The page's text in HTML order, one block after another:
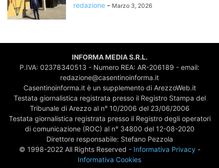
redazione - Marzo 3, 2026
INFORMA MEDIA S.R.L.
P.IVA: 02378340513 - Numero REA: AR-206189 - email:
redazione@casentinoinforma.it
Casentinoinforma.it è un supplemento di ArezzoWeb.it
Testata giornalistica registrata presso il Registro Stampa del
Tribunale di Arezzo al n° 10/2006 del 23/06/2006
Testata giornalistica registrata presso il Registro degli operatori
di comunicazione (ROC) al n° 34800 del 12-08-2020
Direttore responsabile: Stefano Pezzola
© 1998-2022 All Rights Reserved - Informativa Privacy-
Informativa Cookies